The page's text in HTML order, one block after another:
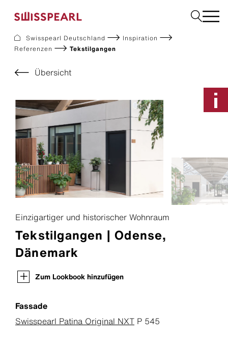
Services
Unternehmen
Inspiration
Musterbestellung
Fassade
Dach
Solar
Bauplatten
Garten
Downloads
Swisspearl Deutschland
Inspiration
Referenzen
Tekstilgangen
Übersicht
Einzigartiger und historischer Wohnraum
Tekstilgangen | Odense,
Dänemark
Zum Lookbook hinzufügen
Fassade
Swisspearl Patina Original NXT P 545